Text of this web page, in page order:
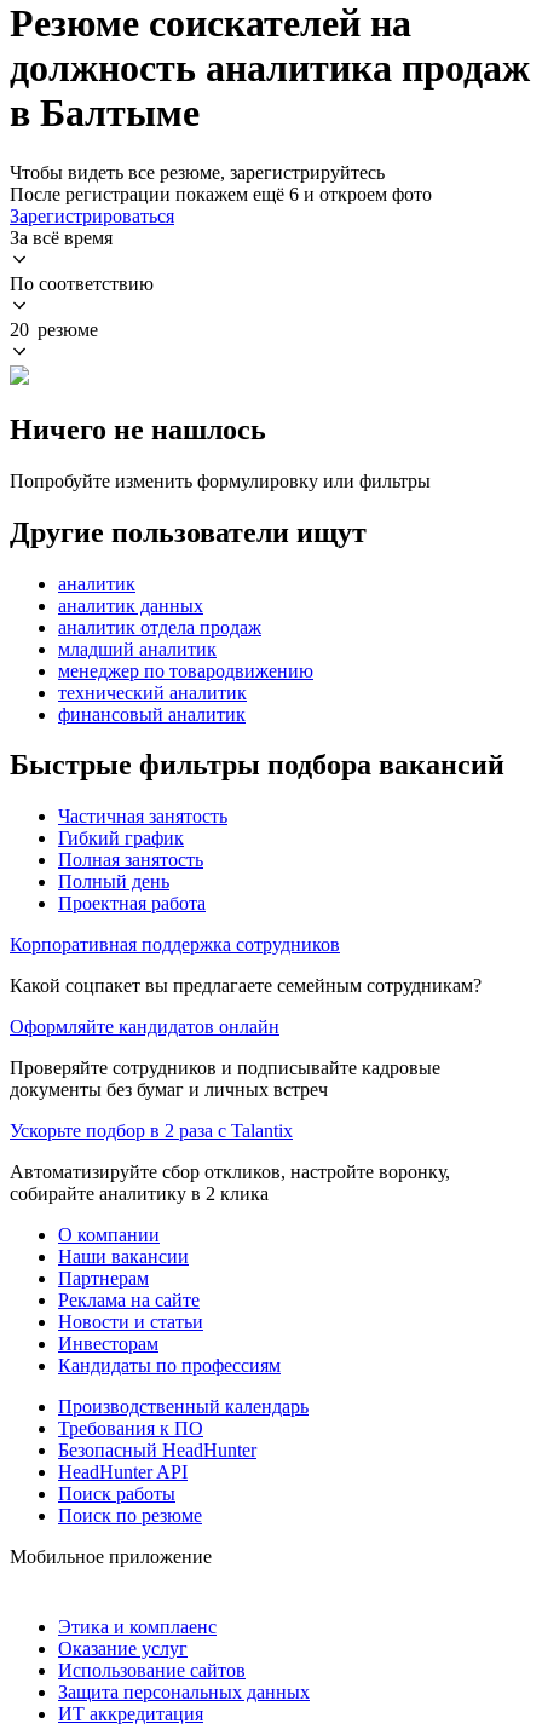
Резюме соискателей на
должность аналитика продаж
в Балтыме
Чтобы видеть все резюме, зарегистрируйтесь
После регистрации покажем ещё 6 и откроем фото
Зарегистрироваться
За всё время
По соответствию
20 резюме
Ничего не нашлось
Попробуйте изменить формулировку или фильтры
Другие пользователи ищут
аналитик
аналитик данных
аналитик отдела продаж
младший аналитик
менеджер по товародвижению
технический аналитик
финансовый аналитик
Быстрые фильтры подбора вакансий
Частичная занятость
Гибкий график
Полная занятость
Полный день
Проектная работа
Корпоративная поддержка сотрудников
Какой соцпакет вы предлагаете семейным сотрудникам?
Оформляйте кандидатов онлайн
Проверяйте сотрудников и подписывайте кадровые
документы без бумаг и личных встреч
Ускорьте подбор в 2 раза с Talantix
Автоматизируйте сбор откликов, настройте воронку,
собирайте аналитику в 2 клика
О компании
Наши вакансии
Партнерам
Реклама на сайте
Новости и статьи
Инвесторам
Кандидаты по профессиям
Производственный календарь
Требования к ПО
Безопасный HeadHunter
HeadHunter API
Поиск работы
Поиск по резюме
Мобильное приложение
Этика и комплаенс
Оказание услуг
Использование сайтов
Защита персональных данных
ИТ аккредитация